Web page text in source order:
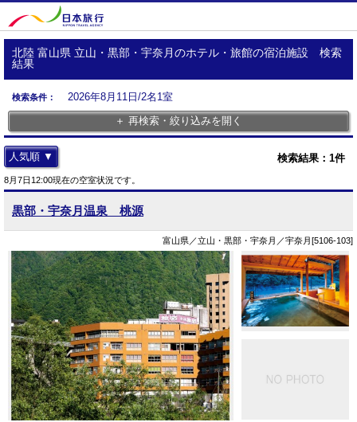
北陸 富山県 立山・黒部・宇奈月のホテル・旅館の宿泊施設 検索
結果
検索条件：
2026年8月11日/2名1室
＋ 再検索・絞り込みを開く
検索結果： 1件
人気順 ▼
8月7日12:00現在の空室状況です。
黒部・宇奈月温泉 桃源
富山県／立山・黒部・宇奈月／宇奈月[5106-103]